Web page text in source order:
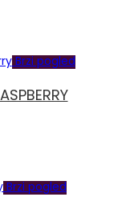
Brzi pogled
Brzi pogled